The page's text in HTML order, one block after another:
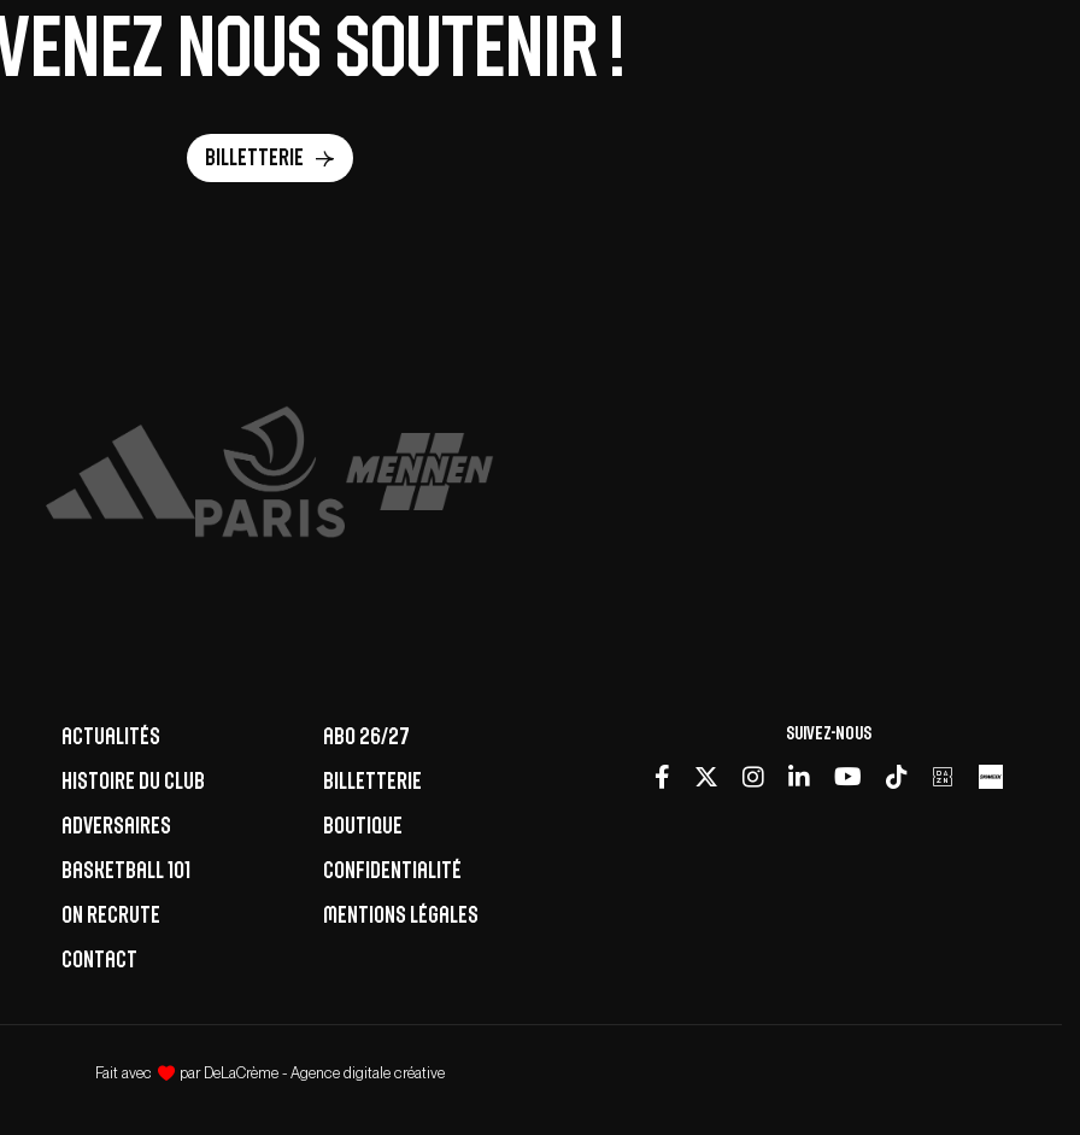
nous soutenir !
Billetterie
Actualités
Histoire du club
Adversaires
Basketball 101
ON RECRUTE
Contact
ABO 26/27
Billetterie
Boutique
Confidentialité
Mentions légales
Suivez-nous
Fait avec par DeLaCrème - Agence digitale créative